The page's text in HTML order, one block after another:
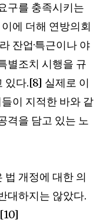
구를 충족시키는
이에 더해 연방의회
잔업·특근이나 야
별조치 시행을 규
있다.[8] 실제로 이
이 지적한 바와 같
격을 담고 있는 노
법 개정에 대한 의
대하지는 않았다.